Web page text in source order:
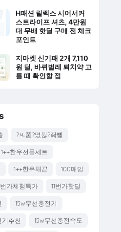
H패션 릴렉스 시어서커
스트라이프 셔츠, 4만원
대 무배 핫딜 구매 전 체크
포인트
지마켓 신기패 2개 7,110
원 딜, 바퀴벌레 퇴치약 고
를 때 확인할 점
?ㅻ쭏?몄뒪?좎뼱
1++한우선물세트
1++한우채끝 100매입
번가체험특가 11번가핫딜
15w무선충전기
기추천 15w무선충전속도